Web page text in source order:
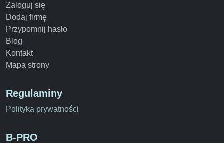
Zaloguj się
Dodaj firmę
Przypomnij hasło
Blog
Kontakt
Mapa strony
Regulaminy
Polityka prywatności
B-PRO